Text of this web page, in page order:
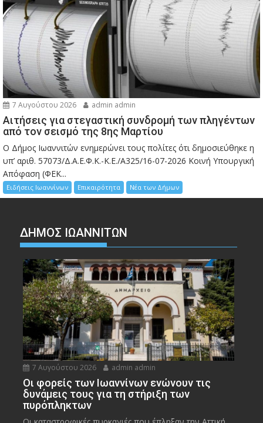
7 Αυγούστου 2026 admin admin
Αιτήσεις για στεγαστική συνδρομή των πληγέντων
από τον σεισμό της 8ης Μαρτίου
Ο Δήμος Ιωαννιτών ενημερώνει τους πολίτες ότι δημοσιεύθηκε η
υπ’ αριθ. 57073/Δ.Α.Ε.Φ.Κ.-Κ.Ε./Α325/16-07-2026 Κοινή Υπουργική
Απόφαση (ΦΕΚ...
Ειδήσεις Ιωαννίνων Επικαιρότητα Νέα των Δήμων
ΔΗΜΟΣ ΙΩΑΝΝΙΤΩΝ
7 Αυγούστου 2026 admin admin
Οι φορείς των Ιωαννίνων ενώνουν τις
δυνάμεις τους για τη στήριξη των
πυρόπληκτων